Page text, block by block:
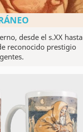
desde el s.XX hasta
reconocido prestigio